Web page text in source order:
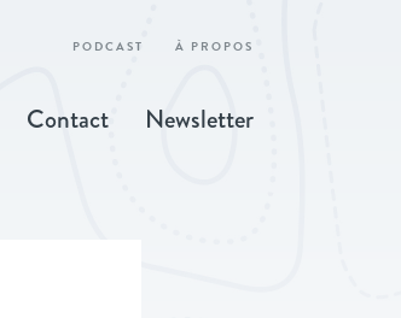
PODCAST À PROPOS
Contact Newsletter